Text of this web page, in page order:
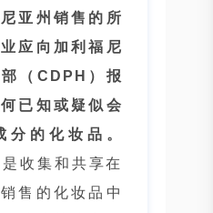
亚州销售的所
应向加利福尼
（CDPH）报
已知或疑似会
分的化妆品。
收集和共享在
售的化妆品中